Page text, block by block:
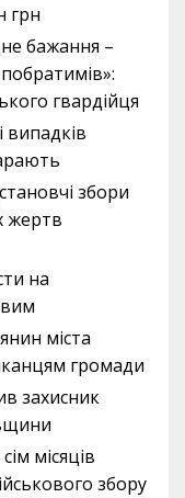
грн
бажання –
гвардійця
випадків
збори
жертв
на
міста
громади
захисник
місяців
збору